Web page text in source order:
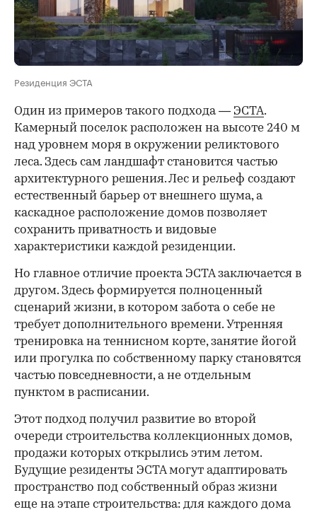
Резиденция ЭСТА
Один из примеров такого подхода — ЭСТА.
Камерный поселок расположен на высоте 240 м
над уровнем моря в окружении реликтового
леса. Здесь сам ландшафт становится частью
архитектурного решения. Лес и рельеф создают
естественный барьер от внешнего шума, а
каскадное расположение домов позволяет
сохранить приватность и видовые
характеристики каждой резиденции.
Но главное отличие проекта ЭСТА заключается в
другом. Здесь формируется полноценный
сценарий жизни, в котором забота о себе не
требует дополнительного времени. Утренняя
тренировка на теннисном корте, занятие йогой
или прогулка по собственному парку становятся
частью повседневности, а не отдельным
пунктом в расписании.
Этот подход получил развитие во второй
очереди строительства коллекционных домов,
продажи которых открылись этим летом.
Будущие резиденты ЭСТА могут адаптировать
пространство под собственный образ жизни
еще на этапе строительства: для каждого дома